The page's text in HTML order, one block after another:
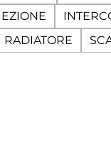
RADIATORE